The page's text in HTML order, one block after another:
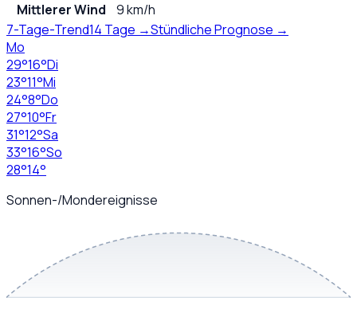
Mittlerer Wind
9 km/h
7-Tage-Trend14 Tage →Stündliche Prognose →
Mo
29°16°Di
23°11°Mi
24°8°Do
27°10°Fr
31°12°Sa
33°16°So
28°14°
Sonnen-/Mondereignisse